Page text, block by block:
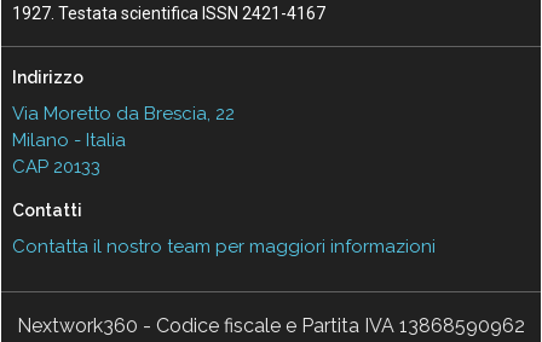
1927. Testata scientifica ISSN 2421-4167
Indirizzo
Via Moretto da Brescia, 22
Milano - Italia
CAP 20133
Contatti
Contatta il nostro team per maggiori informazioni
Nextwork360 - Codice fiscale e Partita IVA 13868590962